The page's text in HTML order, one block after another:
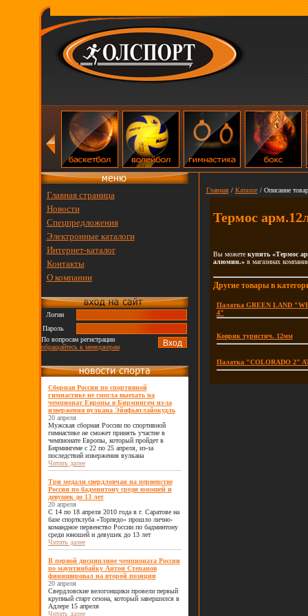
Главная страница
Новости
Спецпредложения
Электронные каталоги
Интернет-каталог
Контакты
О компании
Логин
Пароль
По вопросам регистрации
обращайтесь к менеджерам
Сборная России по спортивной
гимнастике не смогла выехать на
чемпионат Европы в Бирмингем из-за
извержения вулкана Эйяфьятлайокудль
20 апреля
Мужская сборная России по спортивной
гимнастике не сможет принять участие в
чемпионате Европы, который пройдет в
Бирмингеме с 22 по 25 апреля, из-за
последствий извержения вулкана
Читать далее
Три медали свердловчан на первенстве
России по бадминтону среди юношей и
девушек до 13 лет
20 апреля
С 14 по 18 апреля 2010 года в г. Саратове на
базе спортклуба «Торпедо» прошло лично-
командное первенство России по бадминтону
среди юношей и девушек до 13 лет
Читать далее
В первой дисциплине чемпионата России
по маунтинбайку Антон Степанов
финишировал на второй позиции
20 апреля
Свердловские велогонщики провели первый
крупный старт сезона, который завершился в
Адлере 15 апреля
Читать далее
Главная/ Каталог/ Описание
Термос
Вы можете купить «Термос
алюмин.»в магазинах
Другие товары в
Палатка GREEN LAND
4"
Коврик туристич. 12мм
Палатка "COLORADO 2"